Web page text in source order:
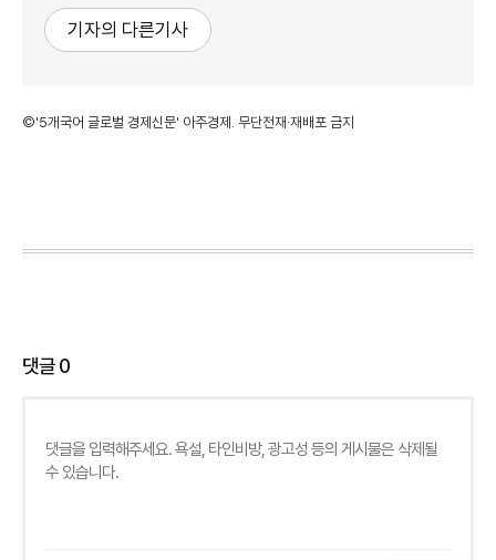
기자의 다른기사
©'5개국어 글로벌 경제신문' 아주경제. 무단전재·재배포 금지
댓글0